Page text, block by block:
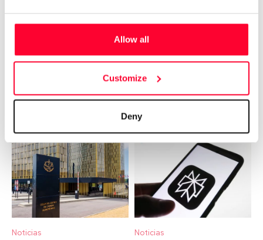
Allow all
Customize
Deny
de copyright
Universal Music Group, ABKCO y
Concord Music demandan a
infracción masiva de derechos
de autor.
out loud»
La sentencia rechaza que el
patrón de acordes de "Thinking
sea plagio, ya que es una
secuencia común.
Noticias Noticias